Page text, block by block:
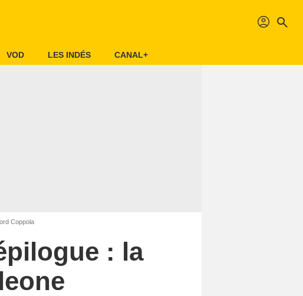
profil search
VOD LES INDÉS CANAL+
Coppola
: la